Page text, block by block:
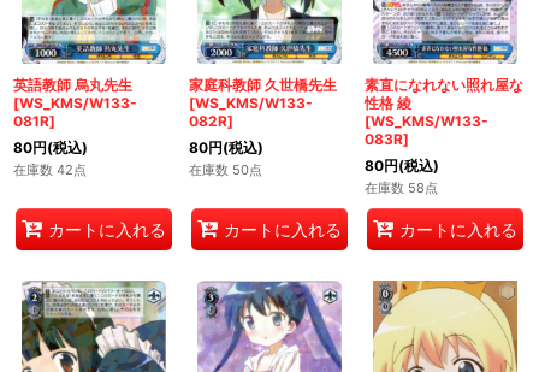
英語教師 烏丸先生
[WS_KMS/W133-
081R]
80円(税込)
在庫数 42点
カートに入れる
家庭科教師 久世橋先生
[WS_KMS/W133-
082R]
80円(税込)
在庫数 50点
カートに入れる
素直になれない照れ屋な
性格 綾
[WS_KMS/W133-
083R]
80円(税込)
在庫数 58点
カートに入れる